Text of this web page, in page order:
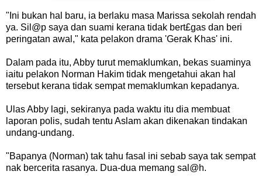
"Ini bukan hal baru, ia berlaku masa Marissa sekolah rendah
ya. Sil@p saya dan suami kerana tidak bert£gas dan beri
peringatan awal," kata pelakon drama 'Gerak Khas' ini.
Dalam pada itu, Abby turut memaklumkan, bekas suaminya
iaitu pelakon Norman Hakim tidak mengetahui akan hal
tersebut kerana tidak sempat memaklumkan kepadanya.
Ulas Abby lagi, sekiranya pada waktu itu dia membuat
laporan polis, sudah tentu Aslam akan dikenakan tindakan
undang-undang.
"Bapanya (Norman) tak tahu fasal ini sebab saya tak sempat
nak bercerita rasanya. Dua-dua memang sal@h.